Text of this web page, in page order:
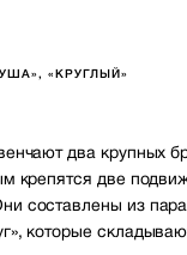
«КРУГЛЫЙ»
два крупных
крепятся две
составлены из
которые